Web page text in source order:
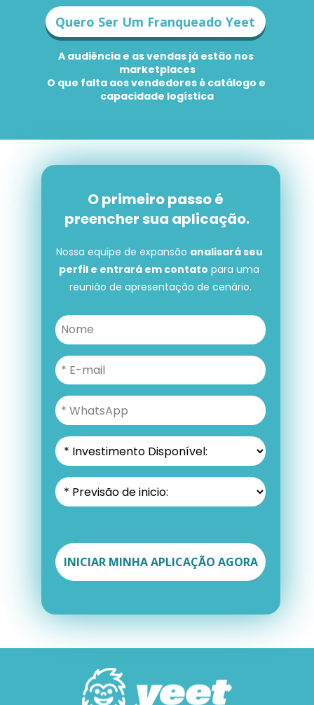
A audiência e as vendas já estão nos
marketplaces
O que falta aos vendedores é catálogo e
capacidade logística
Quero Ser Um Franqueado Yeet
O primeiro passo é
preencher sua aplicação.
O primeiro passo é preencher
sua aplicação.
Nossa equipe de expansão analisará seu
perfil e entrará em contato para uma
reunião de apresentação de cenário.
INICIAR MINHA APLICAÇÃO AGORA